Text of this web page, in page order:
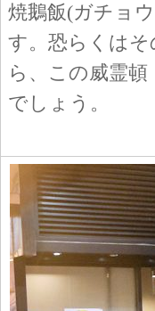
焼鵝飯(ガチョ
す。恐らくは
ら、この威霊
でしょう。